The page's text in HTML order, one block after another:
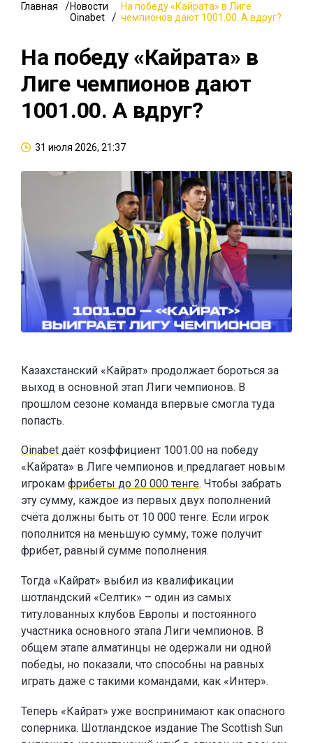
Главная
Новости
Oinabet
На победу «Кайрата» в Лиге
чемпионов дают 1001.00. А вдруг?
На победу «Кайрата» в
Лиге чемпионов дают
1001.00. А вдруг?
31 июля 2026, 21:37
Казахстанский «Кайрат» продолжает бороться за
выход в основной этап Лиги чемпионов. В
прошлом сезоне команда впервые смогла туда
попасть.
Oinabet даёт коэффициент 1001.00 на победу
«Кайрата» в Лиге чемпионов и предлагает новым
игрокам фрибеты до 20 000 тенге. Чтобы забрать
эту сумму, каждое из первых двух пополнений
счёта должны быть от 10 000 тенге. Если игрок
пополнится на меньшую сумму, тоже получит
фрибет, равный сумме пополнения.
Тогда «Кайрат» выбил из квалификации
шотландский «Селтик» – один из самых
титулованных клубов Европы и постоянного
участника основного этапа Лиги чемпионов. В
общем этапе алматинцы не одержали ни одной
победы, но показали, что способны на равных
играть даже с такими командами, как «Интер».
Теперь «Кайрат» уже воспринимают как опасного
соперника. Шотландское издание The Scottish Sun